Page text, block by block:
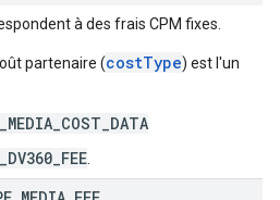
à des frais CPM fixes.
partenaire (costType) est l'un